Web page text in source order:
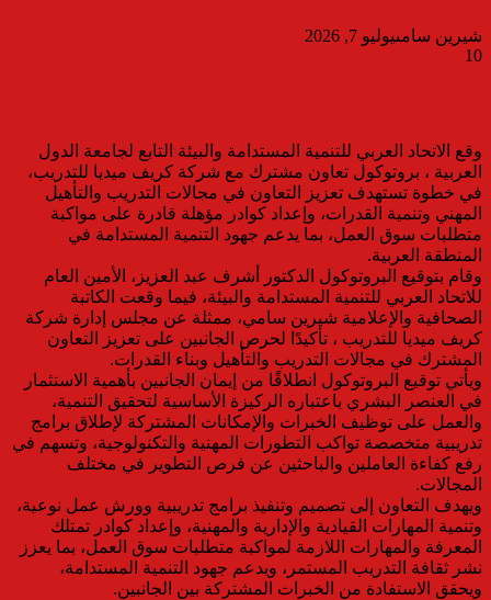
شيرين سامىيوليو 7, 2026
10
وقع الاتحاد العربي للتنمية المستدامة والبيئة التابع لجامعة الدول
العربية ، بروتوكول تعاون مشترك مع شركة كريف ميديا للتدريب،
في خطوة تستهدف تعزيز التعاون في مجالات التدريب والتأهيل
المهني وتنمية القدرات، وإعداد كوادر مؤهلة قادرة على مواكبة
متطلبات سوق العمل، بما يدعم جهود التنمية المستدامة في
المنطقة العربية.
وقام بتوقيع البروتوكول الدكتور أشرف عبد العزيز، الأمين العام
للاتحاد العربي للتنمية المستدامة والبيئة، فيما وقعت الكاتبة
الصحافية والإعلامية شيرين سامي، ممثلة عن مجلس إدارة شركة
كريف ميديا للتدريب ، تأكيدًا لحرص الجانبين على تعزيز التعاون
المشترك في مجالات التدريب والتأهيل وبناء القدرات.
ويأتي توقيع البروتوكول انطلاقًا من إيمان الجانبين بأهمية الاستثمار
في العنصر البشري باعتباره الركيزة الأساسية لتحقيق التنمية،
والعمل على توظيف الخبرات والإمكانات المشتركة لإطلاق برامج
تدريبية متخصصة تواكب التطورات المهنية والتكنولوجية، وتسهم في
رفع كفاءة العاملين والباحثين عن فرص التطوير في مختلف
المجالات.
ويهدف التعاون إلى تصميم وتنفيذ برامج تدريبية وورش عمل نوعية،
وتنمية المهارات القيادية والإدارية والمهنية، وإعداد كوادر تمتلك
المعرفة والمهارات اللازمة لمواكبة متطلبات سوق العمل، بما يعزز
نشر ثقافة التدريب المستمر، ويدعم جهود التنمية المستدامة،
ويحقق الاستفادة من الخبرات المشتركة بين الجانبين.